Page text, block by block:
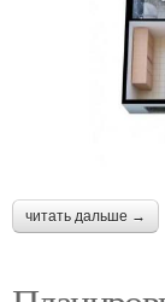
читать дальше →